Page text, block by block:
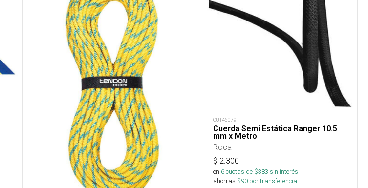
OUT46079
Cuerda Semi Estática Ranger 10.5
mm x Metro
Roca
$ 2.300
en 6cuotas de $383 sin interés
ahorras $90 por transferencia.